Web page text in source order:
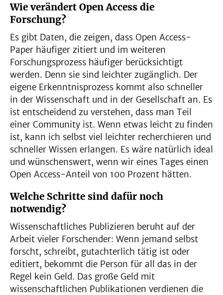
Wie verändert Open Access die
Forschung?
Es gibt Daten, die zeigen, dass Open Access-
Paper häufiger zitiert und im weiteren
Forschungsprozess häufiger berücksichtigt
werden. Denn sie sind leichter zugänglich. Der
eigene Erkenntnisprozess kommt also schneller
in der Wissenschaft und in der Gesellschaft an. Es
ist entscheidend zu verstehen, dass man Teil
einer Community ist. Wenn etwas leicht zu finden
ist, kann ich selbst viel leichter recherchieren und
schneller Wissen erlangen. Es wäre natürlich ideal
und wünschenswert, wenn wir eines Tages einen
Open Access-Anteil von 100 Prozent hätten.
Welche Schritte sind dafür noch
notwendig?
Wissenschaftliches Publizieren beruht auf der
Arbeit vieler Forschender: Wenn jemand selbst
forscht, schreibt, gutachterlich tätig ist oder
editiert, bekommt die Person für all das in der
Regel kein Geld. Das große Geld mit
wissenschaftlichen Publikationen verdienen die